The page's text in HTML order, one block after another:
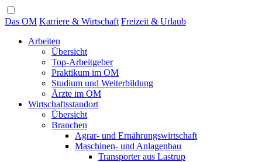
Das OM Karriere & Wirtschaft Freizeit & Urlaub
Arbeiten
Übersicht
Top-Arbeitgeber
Praktikum im OM
Studium und Weiterbildung
Ärzte im OM
Wirtschaftsstandort
Übersicht
Branchen
Agrar- und Ernährungswirtschaft
Maschinen- und Anlagenbau
Transporter aus Lastrup